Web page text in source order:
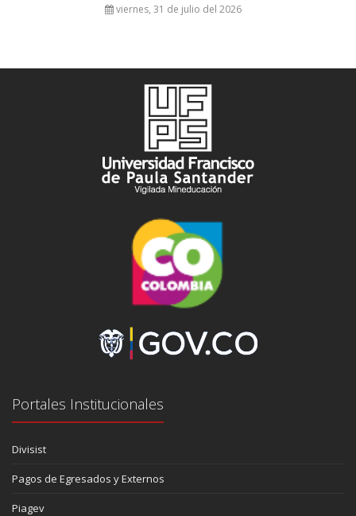
viernes, 31 de julio del 2026
Portales Institucionales
Divisist
Pagos de Egresados y Externos
Piagev